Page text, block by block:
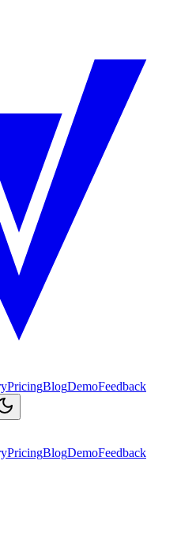
PricingBlogDemoFeedback
PricingBlogDemoFeedback